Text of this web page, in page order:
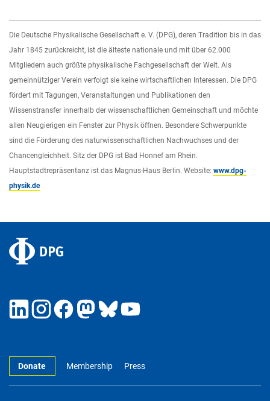
Die Deutsche Physikalische Gesellschaft e. V. (DPG), deren Tradition bis in das
Jahr 1845 zurückreicht, ist die älteste nationale und mit über 62.000
Mitgliedern auch größte physikalische Fachgesellschaft der Welt. Als
gemeinnütziger Verein verfolgt sie keine wirtschaftlichen Interessen. Die DPG
fördert mit Tagungen, Veranstaltungen und Publikationen den
Wissenstransfer innerhalb der wissenschaftlichen Gemeinschaft und möchte
allen Neugierigen ein Fenster zur Physik öffnen. Besondere Schwerpunkte
sind die Förderung des naturwissenschaftlichen Nachwuchses und der
Chancengleichheit. Sitz der DPG ist Bad Honnef am Rhein.
Hauptstadtrepräsentanz ist das Magnus-Haus Berlin. Website: www.dpg-
physik.de
Donate Membership Press